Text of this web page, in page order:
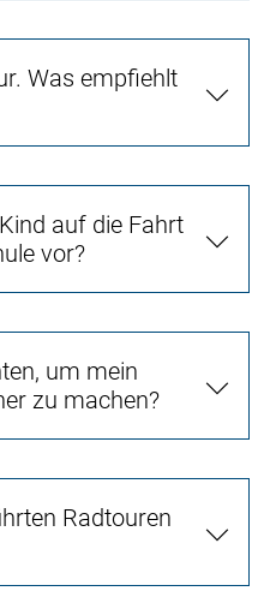
Was empfiehlt
auf die Fahrt
vor?
um mein
zu machen?
Radtouren